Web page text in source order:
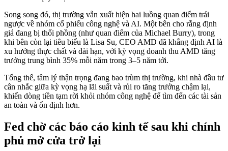
Song song đó, thị trường vẫn xuất hiện hai luồng quan điểm trái
ngược về nhóm cổ phiếu công nghệ và AI. Một bên cho rằng định
giá đang bị thổi phồng (như quan điểm của Michael Burry), trong
khi bên còn lại tiêu biểu là Lisa Su, CEO AMD đã khẳng định AI là
xu hướng thực chất và dài hạn, với kỳ vọng doanh thu AMD tăng
trưởng trung bình 35% mỗi năm trong 3–5 năm tới.
Tổng thể, tâm lý thận trọng đang bao trùm thị trường, khi nhà đầu tư
cân nhắc giữa kỳ vọng hạ lãi suất và rủi ro tăng trưởng chậm lại,
khiến dòng tiền tạm rời khỏi nhóm công nghệ để tìm đến các tài sản
an toàn và ổn định hơn.
Fed chờ các báo cáo kinh tế sau khi chính
phủ mở cửa trở lại